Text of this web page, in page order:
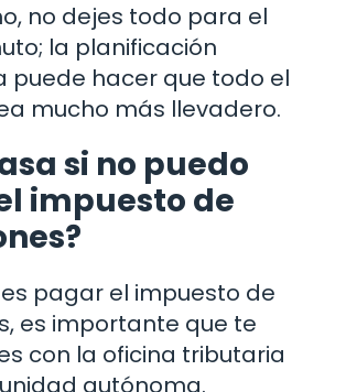
no dejes todo para el
la planificación
puede hacer que todo el
mucho más llevadero.
si no puedo
impuesto de
pagar el impuesto de
es importante que te
con la oficina tributaria
autónoma.